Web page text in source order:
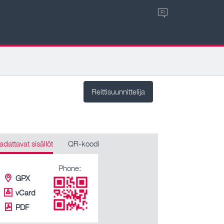
FI
Reittisuunnittelija
sisällöt QR-koodi
GPX
vCard
PDF
Phone: